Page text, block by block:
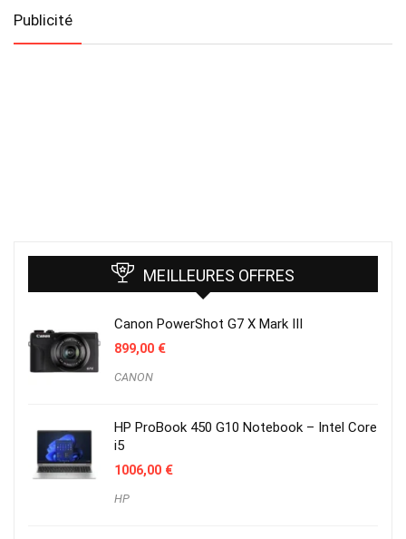
Publicité
MEILLEURES OFFRES
Canon PowerShot G7 X Mark III
899,00 €
CANON
HP ProBook 450 G10 Notebook – Intel Core
i5
1006,00 €
HP